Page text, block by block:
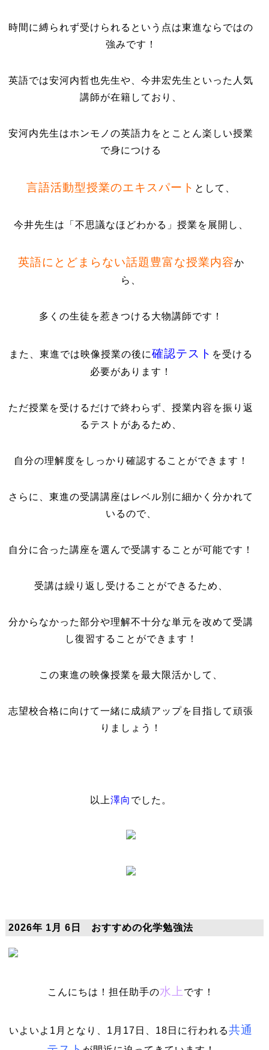
時間に縛られず受けられるという点は東進ならではの
強みです！
英語では安河内哲也先生や、今井宏先生といった人気
講師が在籍しており、
安河内先生はホンモノの英語力をとことん楽しい授業
で身につける
言語活動型授業のエキスパート として、
今井先生は「不思議なほどわかる」授業を展開し、
英語にとどまらない話題豊富な授業内容か
ら、
多くの生徒を惹きつける大物講師です！
また、東進では映像授業の後に確認テスト を受ける
必要があります！
ただ授業を受けるだけで終わらず、授業内容を振り返
るテストがあるため、
自分の理解度をしっかり確認することができます！
さらに、東進の受講講座はレベル別に細かく分かれて
いるので、
自分に合った講座を選んで受講することが可能です！
受講は繰り返し受けることができるため、
分からなかった部分や理解不十分な単元を改めて受講
し復習することができます！
この東進の映像授業を最大限活かして、
志望校合格に向けて一緒に成績アップを目指して頑張
りましょう！
以上澤向 でした。
2026年 1月 6日 おすすめの化学勉強法
こんにちは！担任助手の水上 です！
いよいよ1月となり、1月17日、18日に行われる共通